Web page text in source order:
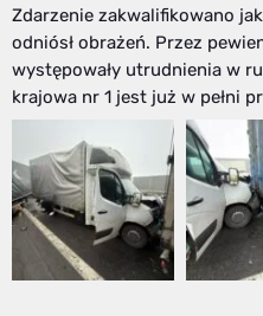
Zdarzenie zakwalifikowano
odniósł obrażeń. Przez
występowały utrudnienia w
krajowa nr 1 jest już w pełni